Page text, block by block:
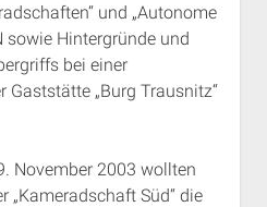
und „Autonome
sowie Hintergründe und
bei einer
Gaststätte „Burg Trausnitz“
November 2003 wollten
„Kameradschaft Süd“ die